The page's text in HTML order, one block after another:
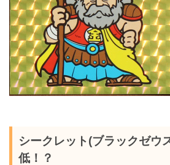
シークレット(ブラックゼウ
低！？